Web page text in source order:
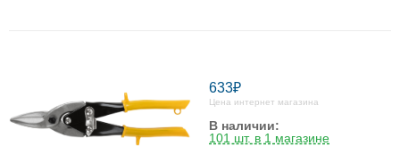
633₽
Цена интернет магазина
В наличии:
101 шт. в 1 магазине